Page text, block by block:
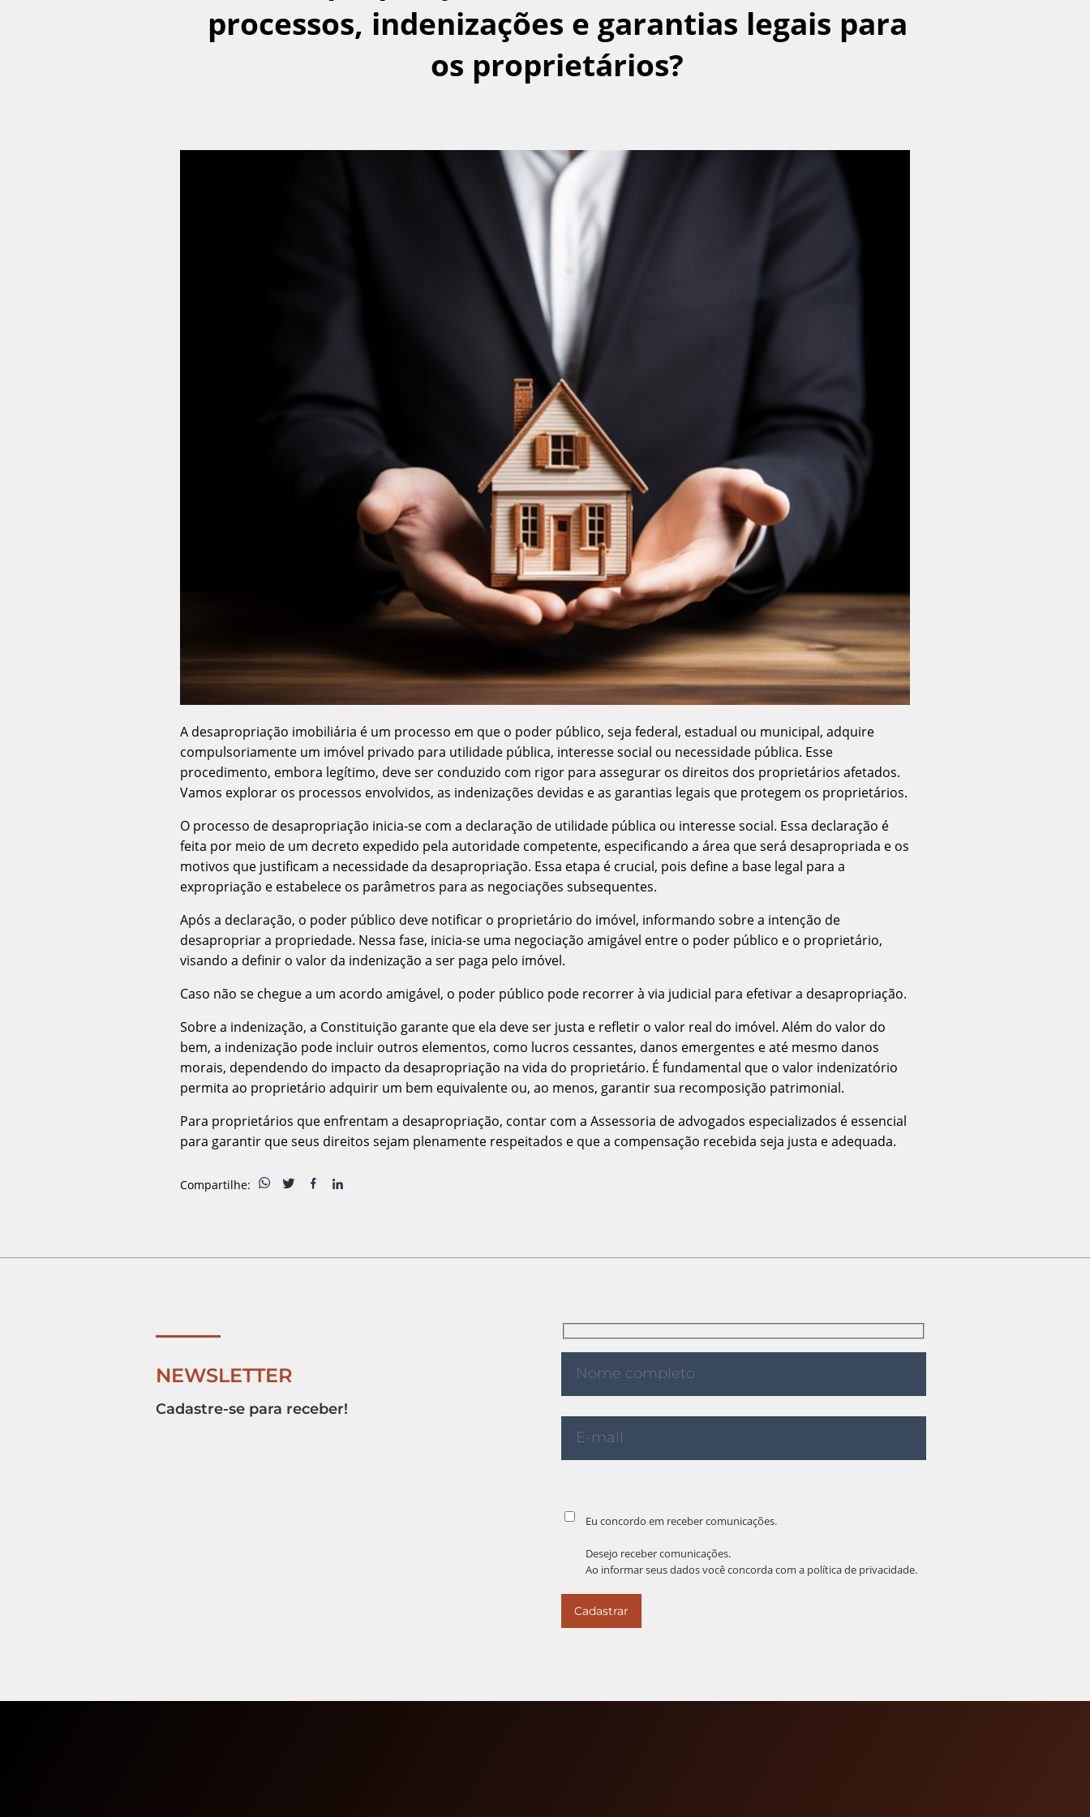
processos, indenizações e garantias legais para
os proprietários?
A desapropriação imobiliária é um processo em que o poder público, seja federal, estadual ou municipal, adquire
compulsoriamente um imóvel privado para utilidade pública, interesse social ou necessidade pública. Esse
procedimento, embora legítimo, deve ser conduzido com rigor para assegurar os direitos dos proprietários afetados.
Vamos explorar os processos envolvidos, as indenizações devidas e as garantias legais que protegem os proprietários.
O processo de desapropriação inicia-se com a declaração de utilidade pública ou interesse social. Essa declaração é
feita por meio de um decreto expedido pela autoridade competente, especificando a área que será desapropriada e os
motivos que justificam a necessidade da desapropriação. Essa etapa é crucial, pois define a base legal para a
expropriação e estabelece os parâmetros para as negociações subsequentes.
Após a declaração, o poder público deve notificar o proprietário do imóvel, informando sobre a intenção de
desapropriar a propriedade. Nessa fase, inicia-se uma negociação amigável entre o poder público e o proprietário,
visando a definir o valor da indenização a ser paga pelo imóvel.
Caso não se chegue a um acordo amigável, o poder público pode recorrer à via judicial para efetivar a desapropriação.
Sobre a indenização, a Constituição garante que ela deve ser justa e refletir o valor real do imóvel. Além do valor do
bem, a indenização pode incluir outros elementos, como lucros cessantes, danos emergentes e até mesmo danos
morais, dependendo do impacto da desapropriação na vida do proprietário. É fundamental que o valor indenizatório
permita ao proprietário adquirir um bem equivalente ou, ao menos, garantir sua recomposição patrimonial.
Para proprietários que enfrentam a desapropriação, contar com a Assessoria de advogados especializados é essencial
para garantir que seus direitos sejam plenamente respeitados e que a compensação recebida seja justa e adequada.
Compartilhe:
NEWSLETTER
Cadastre-se para receber!
Eu concordo em receber comunicações.
Desejo receber comunicações.
Ao informar seus dados você concorda com a política de privacidade.